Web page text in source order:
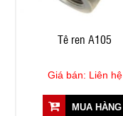
Tê ren A105
Giá bán: Liên hệ
MUA HÀNG